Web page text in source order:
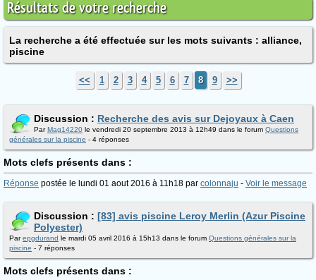
Résultats de votre recherche
La recherche a été effectuée sur les mots suivants : alliance,
piscine
<< 1 2 3 4 5 6 7 8 9 >>
Discussion : Recherche des avis sur Dejoyaux à Caen
ParMag14220 le vendredi 20 septembre 2013 à 12h49 dans le forum Questions
générales sur la piscine - 4 réponses
Mots clefs présents dans :
Réponse postée le lundi 01 aout 2016 à 11h18 par colonnaju - Voir le message
Discussion : [83] avis piscine Leroy Merlin (Azur Piscine
Polyester)
Parepgdurand le mardi 05 avril 2016 à 15h13 dans le forum Questions générales sur la
piscine - 7 réponses
Mots clefs présents dans :